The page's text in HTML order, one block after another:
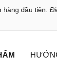
đầu tiên.